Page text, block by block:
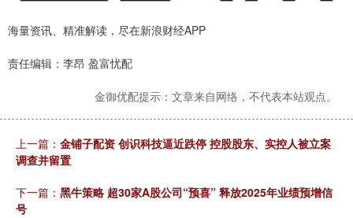
海量资讯、精准解读，尽在新浪财经APP
责任编辑：李昂 盈富忧配
金御优配提示：文章来自网络，不代表本站观点。
上一篇： 金铺子配资 创识科技逼近跌停 控股股东、实控人被立案
调查并留置
下一篇： 黑牛策略 超30家A股公司“预喜” 释放2025年业绩预增信
号